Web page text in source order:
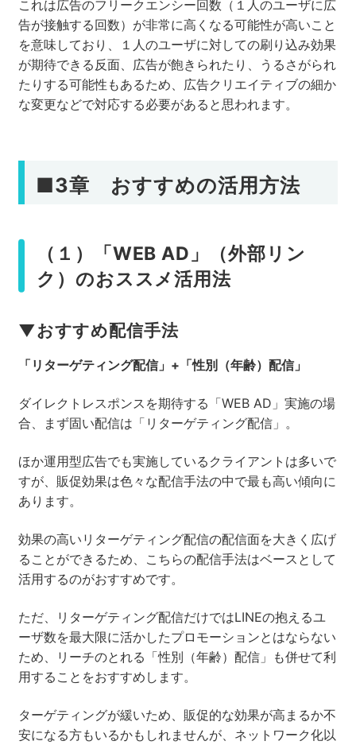
これは広告のフリークエンシー回数（１人のユーザに広
告が接触する回数）が非常に高くなる可能性が高いこと
を意味しており、１人のユーザに対しての刷り込み効果
が期待できる反面、広告が飽きられたり、うるさがられ
たりする可能性もあるため、広告クリエイティブの細か
な変更などで対応する必要があると思われます。
■3章 おすすめの活用方法
（１）「WEB AD」（外部リン
ク）のおススメ活用法
▼おすすめ配信手法
「リターゲティング配信」+「性別（年齢）配信」
ダイレクトレスポンスを期待する「WEB AD」実施の場
合、まず固い配信は「リターゲティング配信」。
ほか運用型広告でも実施しているクライアントは多いで
すが、販促効果は色々な配信手法の中で最も高い傾向に
あります。
効果の高いリターゲティング配信の配信面を大きく広げ
ることができるため、こちらの配信手法はベースとして
活用するのがおすすめです。
ただ、リターゲティング配信だけではLINEの抱えるユ
ーザ数を最大限に活かしたプロモーションとはならない
ため、リーチのとれる「性別（年齢）配信」も併せて利
用することをおすすめします。
ターゲティングが緩いため、販促的な効果が高まるか不
安になる方もいるかもしれませんが、ネットワーク化以